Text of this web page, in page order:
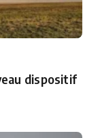
dispositif